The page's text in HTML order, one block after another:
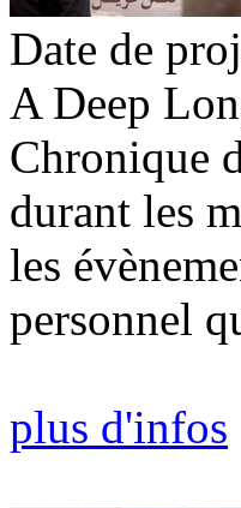
Date de
A Deep
Chronique
durant les
les
personnel
plus d'infos